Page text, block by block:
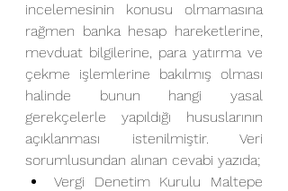
incelemesinin konusu olmamasına
rağmen banka hesap hareketlerine,
mevduat bilgilerine, para yatırma ve
çekme işlemlerine bakılmış olması
halinde bunun hangi yasal
gerekçelerle yapıldığı hususlarının
açıklanması istenilmiştir. Veri
sorumlusundan alınan cevabi yazıda;
Vergi Denetim Kurulu Maltepe